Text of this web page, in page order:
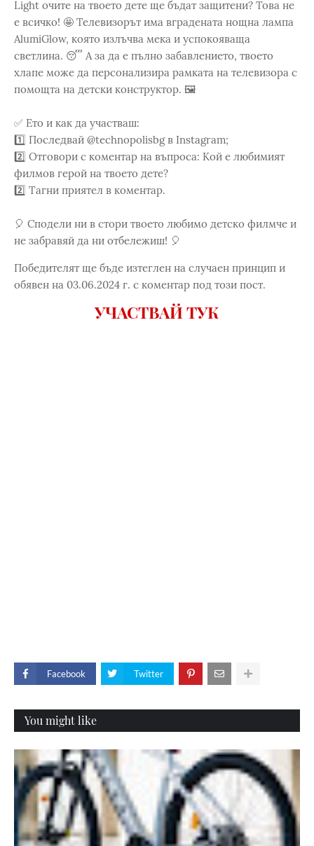
Light очите на твоето дете ще бъдат защитени? Това не
е всичко! 🤩 Телевизорът има вградената нощна лампа
AlumiGlow, която излъчва мека и успокояваща
светлина. 😴 А за да е пълно забавлението, твоето
хлапе може да персонализира рамката на телевизора с
помощта на детски конструктор. 🖼️
✅ Ето и как да участваш:
1️⃣ Последвай @technopolisbg в Instagram;
2️⃣ Отговори с коментар на въпроса: Кой е любимият
филмов герой на твоето дете?
2️⃣ Тагни приятел в коментар.
🎈 Сподели ни в стори твоето любимо детско филмче и
не забравяй да ни отбележиш! 🎈
Победителят ще бъде изтеглен на случаен принцип и
обявен на 03.06.2024 г. с коментар под този пост.
УЧАСТВАЙ ТУК
Facebook Twitter
You might like